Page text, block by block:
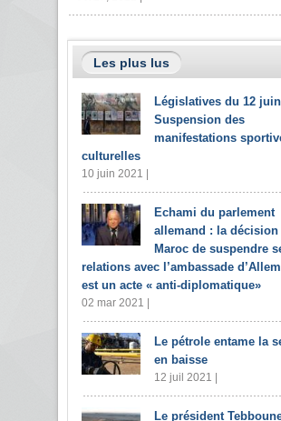
Les plus lus
Législatives du 12
Suspension des
manifestations
culturelles
10 juin 2021 |
Echami du parlement
allemand : la décision
Maroc de suspendre
relations avec l’ambassade
est un acte « anti-diplomatique»
02 mar 2021 |
Le pétrole entame la
en baisse
12 juil 2021 |
Le président